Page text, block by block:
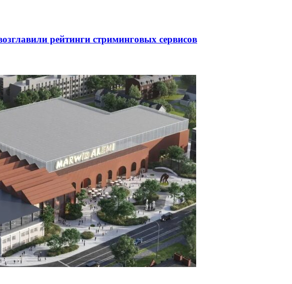
рейтинги стриминговых сервисов